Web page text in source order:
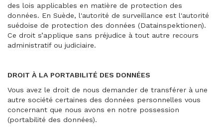
des lois applicables en matière de protection des
données. En Suède, l'autorité de surveillance est l'autorité
suédoise de protection des données (Datainspektionen).
Ce droit s’applique sans préjudice à tout autre recours
administratif ou judiciaire.
DROIT À LA PORTABILITÉ DES DONNÉES
Vous avez le droit de nous demander de transférer à une
autre société certaines des données personnelles vous
concernant que nous avons en notre possession
(portabilité des données).